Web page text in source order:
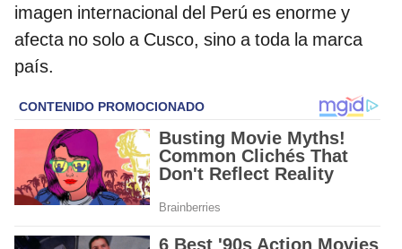
imagen internacional del Perú es enorme y
afecta no solo a Cusco, sino a toda la marca
país.